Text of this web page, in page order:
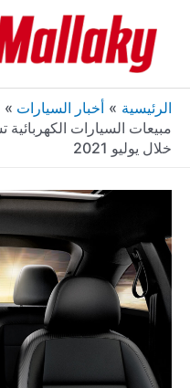
المحتوى
الرئيسية أخبار السيارات
خلال يوليو 2021